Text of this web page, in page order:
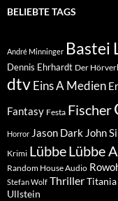
BELIEBTE TAGS
André Minninger Bastei
Dennis Ehrhardt Der
dtvEins A Medien
Fantasy Festa Fischer
Horror Jason Dark John
Krimi LübbeLübbe
Random House Audio
Stefan Wolf Thriller
Ullstein